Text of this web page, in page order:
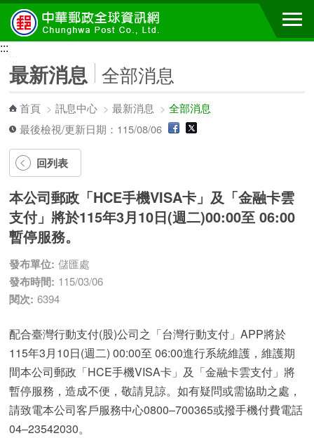
跳到主要內容區塊
:::
最新消息 全部消息
首頁 >訊息中心 >最新消息 >全部消息
最後檢視/更新日期：115/08/06
回列表
本公司郵政「HCE手機VISA卡」及「金融卡雲
支付」將於115年3月10日(週二)00:00至 06:00
暫停服務。
發布單位: 儲匯處
發布時間: 115/03/06
閱次: 6394
配合臺灣行動支付(股)公司之「台灣行動支付」APP將於
115年3月10日(週二) 00:00至 06:00進行系統維護，維護期
間本公司郵政「HCE手機VISA卡」及「金融卡雲支付」將
暫停服務，造成不便，敬請見諒。如有疑問或需協助之處，
請致電本公司客戶服務中心0800–700365或撥手機付費電話
04–23542030。